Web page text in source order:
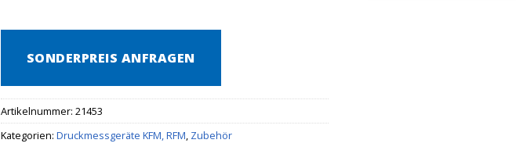
SONDERPREIS ANFRAGEN
Artikelnummer: 21453
Kategorien: Druckmessgeräte KFM, RFM Zubehör